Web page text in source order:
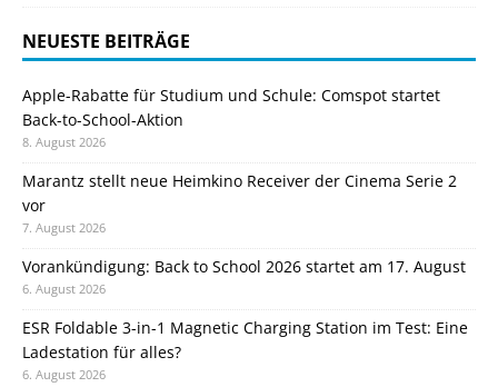
NEUESTE BEITRÄGE
Apple-Rabatte für Studium und Schule: Comspot startet
Back-to-School-Aktion
8. August 2026
Marantz stellt neue Heimkino Receiver der Cinema Serie 2
vor
7. August 2026
Vorankündigung: Back to School 2026 startet am 17. August
6. August 2026
ESR Foldable 3-in-1 Magnetic Charging Station im Test: Eine
Ladestation für alles?
6. August 2026